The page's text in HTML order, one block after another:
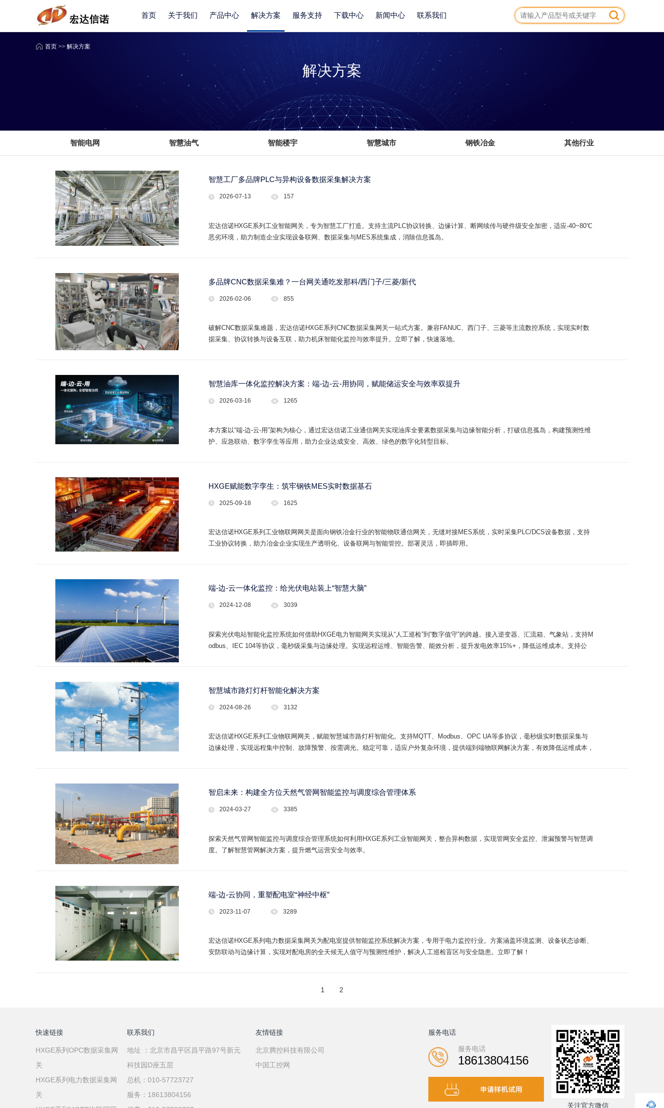
首页 关于我们 产品中心 解决方案 服务支持 下载中心 新闻中心 联系我们
解决方案
首页 >> 解决方案
智能电网 智慧油气 智能楼宇 智慧城市 钢铁冶金 其他行业
智慧工厂多品牌PLC与异构设备数据采集解决方案
2026-07-13 157
宏达信诺HXGE系列工业智能网关，专为智慧工厂打造。支持主流PLC协议转换、边缘计算、断网续传与硬件级安全加密，适应-40~80℃
恶劣环境，助力制造企业实现设备联网、数据采集与MES系统集成，消除信息孤岛。
多品牌CNC数据采集难？一台网关通吃发那科/西门子/三菱/新代
2026-02-06 855
破解CNC数据采集难题，宏达信诺HXGE系列CNC数据采集网关一站式方案。兼容FANUC、西门子、三菱等主流数控系统，实现实时数
据采集、协议转换与设备互联，助力机床智能化监控与效率提升。立即了解，快速落地。
智慧油库一体化监控解决方案：端-边-云-用协同，赋能储运安全与效率双提升
2026-03-16 1265
本方案以“端-边-云-用”架构为核心，通过宏达信诺工业通信网关实现油库全要素数据采集与边缘智能分析，打破信息孤岛，构建预测性维
护、应急联动、数字孪生等应用，助力企业达成安全、高效、绿色的数字化转型目标。
HXGE赋能数字孪生：筑牢钢铁MES实时数据基石
2025-09-18 1625
宏达信诺HXGE系列工业物联网网关是面向钢铁冶金行业的智能物联通信网关，无缝对接MES系统，实时采集PLC/DCS设备数据，支持
工业协议转换，助力冶金企业实现生产透明化、设备联网与智能管控。部署灵活，即插即用。
端-边-云一体化监控：给光伏电站装上“智慧大脑”
2024-12-08 3039
探索光伏电站智能化监控系统如何借助HXGE电力智能网关实现从“人工巡检”到“数字值守”的跨越。接入逆变器、汇流箱、气象站，支持M
odbus、IEC 104等协议，毫秒级采集与边缘处理。实现远程运维、智能告警、能效分析，提升发电效率15%+，降低运维成本。支持公
智慧城市路灯灯杆智能化解决方案
2024-08-26 3132
宏达信诺HXGE系列工业物联网网关，赋能智慧城市路灯杆智能化。支持MQTT、Modbus、OPC UA等多协议，毫秒级实时数据采集与
边缘处理，实现远程集中控制、故障预警、按需调光。稳定可靠，适应户外复杂环境，提供端到端物联网解决方案，有效降低运维成本，
智启未来：构建全方位天然气管网智能监控与调度综合管理体系
2024-03-27 3385
探索天然气管网智能监控与调度综合管理系统如何利用HXGE系列工业智能网关，整合异构数据，实现管网安全监控、泄漏预警与智慧调
度。了解智慧管网解决方案，提升燃气运营安全与效率。
端-边-云协同，重塑配电室“神经中枢”
2023-11-07 3289
宏达信诺HXGE系列电力数据采集网关为配电室提供智能监控系统解决方案，专用于电力监控行业。方案涵盖环境监测、设备状态诊断、
安防联动与边缘计算，实现对配电房的全天候无人值守与预测性维护，解决人工巡检盲区与安全隐患。立即了解！
1 2
快速链接
HXGE系列OPC数据采集网
关
HXGE系列电力数据采集网
关
联系我们
地址 ：北京市昌平区昌平路97号新元
科技园D座五层
总机：010-57723727
服务：18613804156
友情链接
北京腾控科技有限公司
中国工控网
服务电话
服务电话
18613804156
关注官方微信